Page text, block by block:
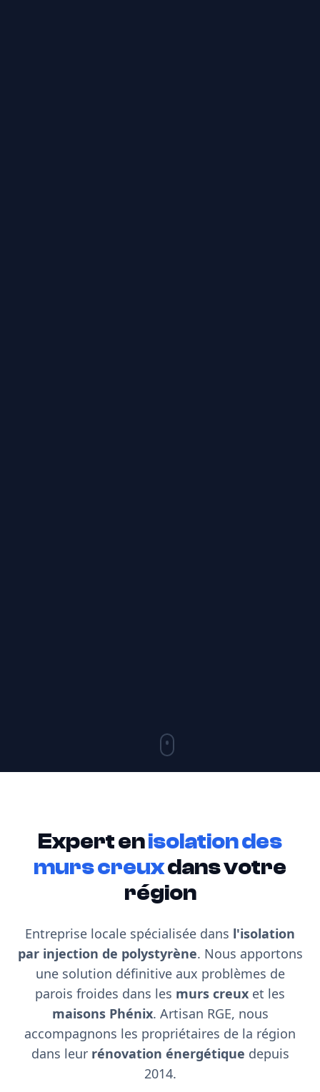
Expert enisolation des
murs creuxdans votre
région
Entreprise locale spécialisée dans l'isolation
par injection de polystyrène. Nous apportons
une solution définitive aux problèmes de
parois froides dans les murs creux et les
maisons Phénix. Artisan RGE, nous
accompagnons les propriétaires de la région
dans leurrénovation énergétique depuis
2014.